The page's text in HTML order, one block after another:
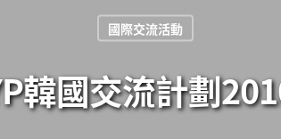
國際交流活動
韓國交流計劃